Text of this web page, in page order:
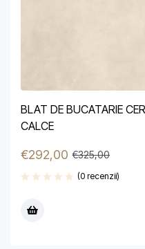
BLAT DE BUCATARIE
CALCE
€325,00
€292,00
(0 recenzii)